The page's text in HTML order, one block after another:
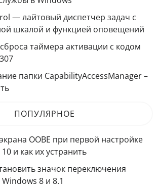
— лайтовый диспетчер задач с
шкалой и функцией оповещений
таймера активации с кодом
папки CapabilityAccessManager –
ПОПУЛЯРНОЕ
OOBE при первой настройке
и как их устранить
значок переключения
8 и 8.1